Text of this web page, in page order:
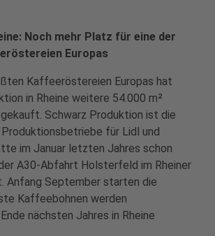
Noch mehr Platz für eine der
Europas
Kaffeeröstereien Europas hat
in Rheine weitere 54.000 m²
Schwarz Produktion ist die
für Lidl und
im Januar letzten Jahres schon
A30-Abfahrt Holsterfeld im Rheiner
Anfang September starten die
Kaffeebohnen werden
nächsten Jahres in Rheine